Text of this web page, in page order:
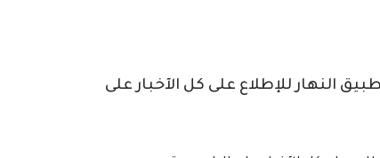
النهار للإطلاع على كل الآخبار على